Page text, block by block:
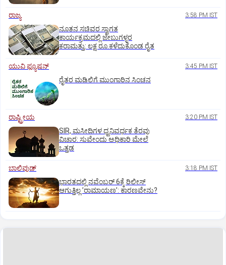
ರಾಜ್ಯ 3:58 PM IST
ನೂತನ ಸಚಿವರ ಸ್ವಾಗತ
ಕಾರ್ಯಕ್ರಮದಲ್ಲಿ ಜೇಬುಗಳ್ಳರ
ಕರಾಮತ್ತು: ಲಕ್ಷ ರೂ.ಕಳೆದುಕೊಂಡ ರೈತ
ಯುವಿ ಫ್ಯೂಷನ್ 3:45 PM IST
ರೈತರ ಮಡಿಲಿಗೆ ಮುಂಗಾರಿನ ಸಿಂಚನ
ರಾಷ್ಟ್ರೀಯ 3:20 PM IST
SIR, ಮಸೀದಿಗಳ ಧ್ವನಿವರ್ಧಕ ತೆರವು
ವಿಚಾರ: ಸುವೇಂದು ಅಧಿಕಾರಿ ಮೇಲೆ
ಒತ್ತಡ
ಬಾಲಿವುಡ್‌ 3:18 PM IST
ಭಾರತದಲ್ಲಿ ನವೆಂಬರ್‌ 6ಕ್ಕೆ ರಿಲೀಸ್‌
ಆಗುತ್ತಿಲ್ಲ ʼರಾಮಾಯಣʼ: ಕಾರಣವೇನು?